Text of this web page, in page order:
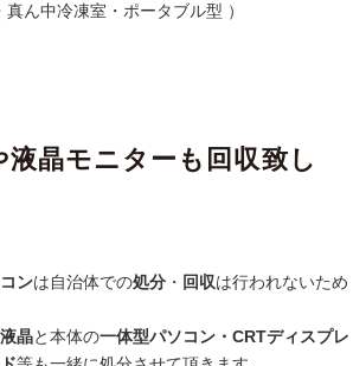
ん中冷凍室・ポータブル型 ）
晶モニターも回収致し
ンは自治体での処分 ・ 回収は行われないため
晶と本体の一体型パソコン・CRTディスプレ